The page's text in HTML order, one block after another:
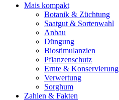
Mais kompakt
Botanik & Züchtung
Saatgut & Sortenwahl
Anbau
Düngung
Biostimulanzien
Pflanzenschutz
Ernte & Konservierung
Verwertung
Sorghum
Zahlen & Fakten